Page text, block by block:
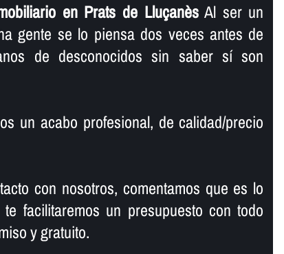
en Prats de LluçanèsAl ser un
gente se lo piensa dos veces antes de
de desconocidos sin saber sí­ son
un acabo profesional, de calidad/precio
con nosotros, comentamos que es lo
facilitaremos un presupuesto con todo
y gratuito.